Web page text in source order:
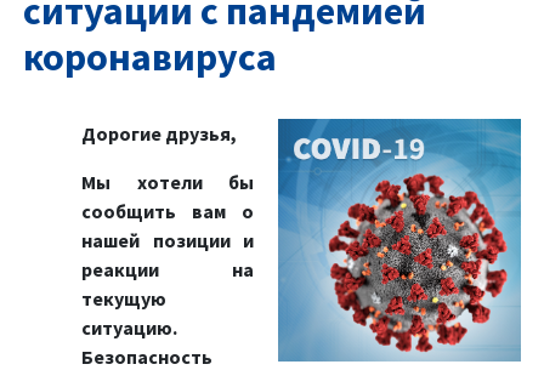
ситуации с пандемией
коронавируса
Дорогие друзья,
Мы хотели бы
сообщить вам о
нашей позиции и
реакции на
текущую
ситуацию.
Безопасность